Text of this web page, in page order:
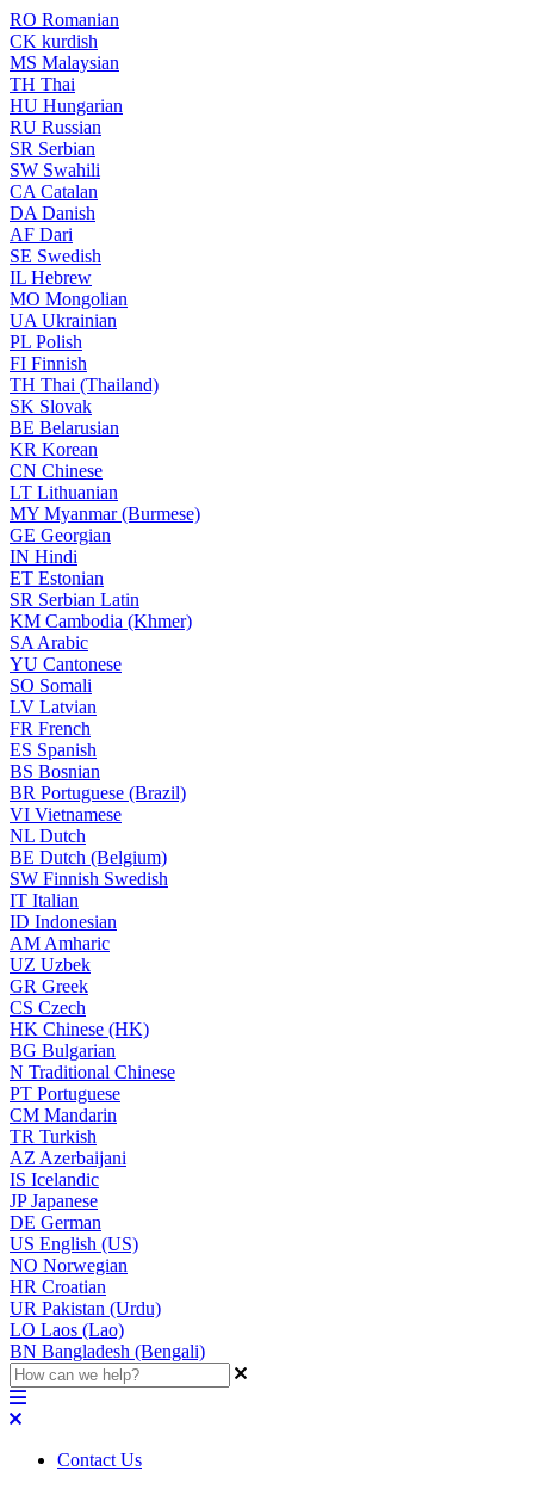
RO Romanian
CK kurdish
MS Malaysian
TH Thai
HU Hungarian
RU Russian
SR Serbian
SW Swahili
CA Catalan
DA Danish
AF Dari
SE Swedish
IL Hebrew
MO Mongolian
UA Ukrainian
PL Polish
FI Finnish
TH Thai (Thailand)
SK Slovak
BE Belarusian
KR Korean
CN Chinese
LT Lithuanian
MY Myanmar (Burmese)
GE Georgian
IN Hindi
ET Estonian
SR Serbian Latin
KM Cambodia (Khmer)
SA Arabic
YU Cantonese
SO Somali
LV Latvian
FR French
ES Spanish
BS Bosnian
BR Portuguese (Brazil)
VI Vietnamese
NL Dutch
BE Dutch (Belgium)
SW Finnish Swedish
IT Italian
ID Indonesian
AM Amharic
UZ Uzbek
GR Greek
CS Czech
HK Chinese (HK)
BG Bulgarian
N Traditional Chinese
PT Portuguese
CM Mandarin
TR Turkish
AZ Azerbaijani
IS Icelandic
JPJapanese
DE German
US English (US)
NO Norwegian
HR Croatian
UR Pakistan (Urdu)
LO Laos (Lao)
BN Bangladesh (Bengali)
Contact Us